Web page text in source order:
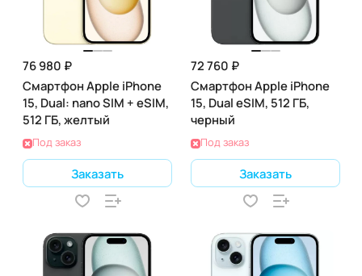
76 980 ₽
Смартфон Apple iPhone
15, Dual: nano SIM + eSIM,
512 ГБ, желтый
Под заказ
Заказать
72 760 ₽
Смартфон Apple iPhone
15, Dual eSIM, 512 ГБ,
черный
Под заказ
Заказать